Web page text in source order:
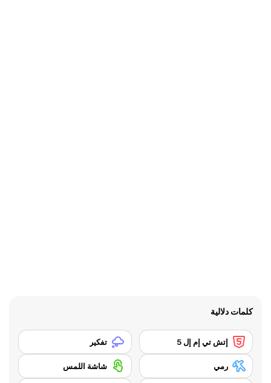
كلمات دلالية
إتش تي إم إل 5 تفكير
رمي شاشة اللمس